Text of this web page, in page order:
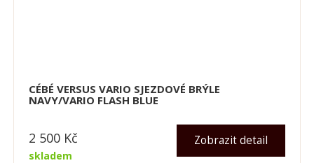
CÉBÉ VERSUS VARIO SJEZDOVÉ BRÝLE
NAVY/VARIO FLASH BLUE
skladem
Zobrazit detail
2 500 Kč